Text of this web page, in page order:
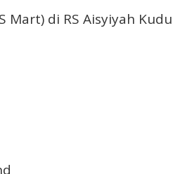
Mart) di RS Aisyiyah